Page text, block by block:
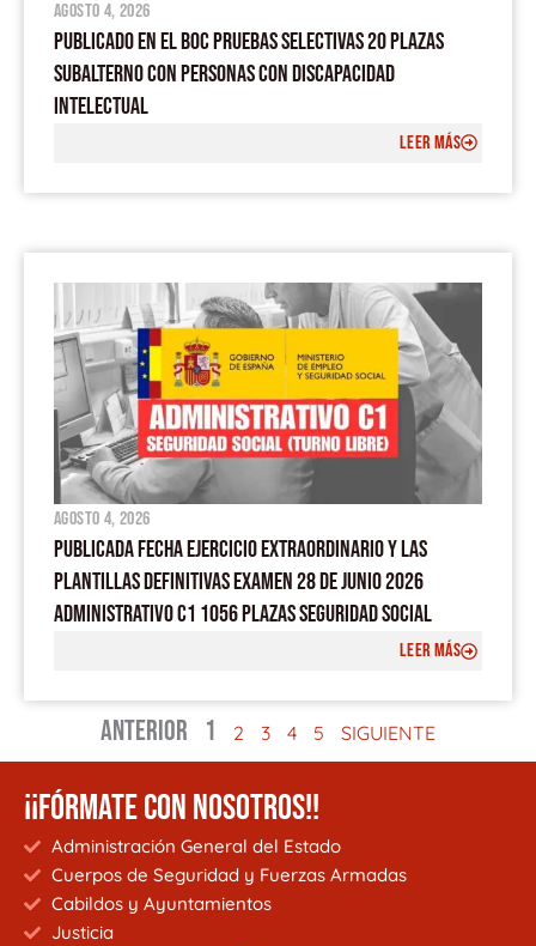
agosto 4, 2026
PUBLICADO EN EL BOC PRUEBAS SELECTIVAS 20 PLAZAS
SUBALTERNO CON PERSONAS CON DISCAPACIDAD
INTELECTUAL
LEER MÁS
agosto 4, 2026
PUBLICADA FECHA EJERCICIO EXTRAORDINARIO Y LAS
PLANTILLAS DEFINITIVAS EXAMEN 28 DE JUNIO 2026
ADMINISTRATIVO C1 1056 PLAZAS SEGURIDAD SOCIAL
LEER MÁS
ANTERIOR 1 2 3 4 5 SIGUIENTE
¡¡FÓRMATE CON NOSOTROS!!
Administración General del Estado
Cuerpos de Seguridad y Fuerzas Armadas
Cabildos y Ayuntamientos
Justicia